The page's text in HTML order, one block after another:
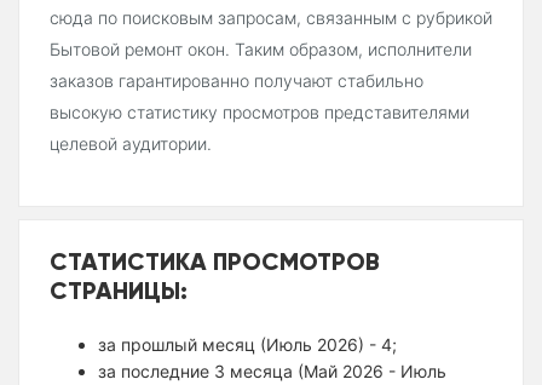
сюда по поисковым запросам, связанным с рубрикой
Бытовой ремонт окон. Таким образом, исполнители
заказов гарантированно получают стабильно
высокую статистику просмотров представителями
целевой аудитории.
СТАТИСТИКА ПРОСМОТРОВ
СТРАНИЦЫ:
за прошлый месяц (Июль 2026) - 4;
за последние 3 месяца (Май 2026 - Июль